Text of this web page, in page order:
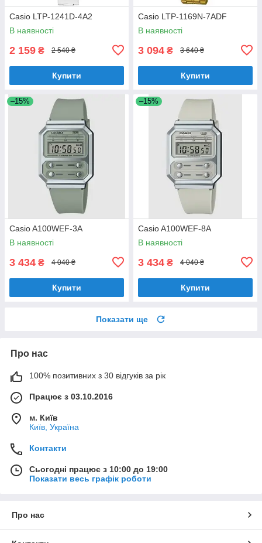
Casio LTP-1241D-4A2
В наявності
2 159 ₴ 2 540 ₴
Купити
Casio LTP-1169N-7ADF
В наявності
3 094 ₴ 3 640 ₴
Купити
–15%
Casio A100WEF-3A
В наявності
3 434 ₴ 4 040 ₴
Купити
–15%
Casio A100WEF-8A
В наявності
3 434 ₴ 4 040 ₴
Купити
Показати ще
Про нас
100% позитивних з 30 відгуків за рік
Працює з 03.10.2016
м. Київ
Київ, Україна
Контакти
Сьогодні працює з 10:00 до 19:00
Показати весь графік роботи
Про нас